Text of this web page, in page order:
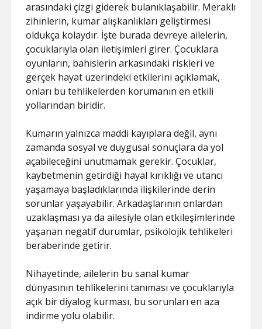
arasındaki çizgi giderek bulanıklaşabilir. Meraklı
zihinlerin, kumar alışkanlıkları geliştirmesi
oldukça kolaydır. İşte burada devreye ailelerin,
çocuklarıyla olan iletişimleri girer. Çocuklara
oyunların, bahislerin arkasındaki riskleri ve
gerçek hayat üzerindeki etkilerini açıklamak,
onları bu tehlikelerden korumanın en etkili
yollarından biridir.
Kumarın yalnızca maddi kayıplara değil, aynı
zamanda sosyal ve duygusal sonuçlara da yol
açabileceğini unutmamak gerekir. Çocuklar,
kaybetmenin getirdiği hayal kırıklığı ve utancı
yaşamaya başladıklarında ilişkilerinde derin
sorunlar yaşayabilir. Arkadaşlarının onlardan
uzaklaşması ya da ailesiyle olan etkileşimlerinde
yaşanan negatif durumlar, psikolojik tehlikeleri
beraberinde getirir.
Nihayetinde, ailelerin bu sanal kumar
dünyasının tehlikelerini tanıması ve çocuklarıyla
açık bir diyalog kurması, bu sorunları en aza
indirme yolu olabilir.